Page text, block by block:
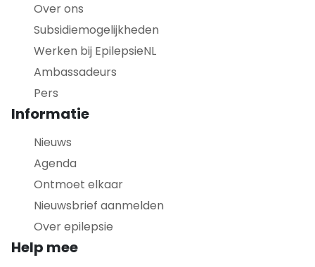
Over ons
Subsidiemogelijkheden
Werken bij EpilepsieNL
Ambassadeurs
Pers
Informatie
Nieuws
Agenda
Ontmoet elkaar
Nieuwsbrief aanmelden
Over epilepsie
Help mee